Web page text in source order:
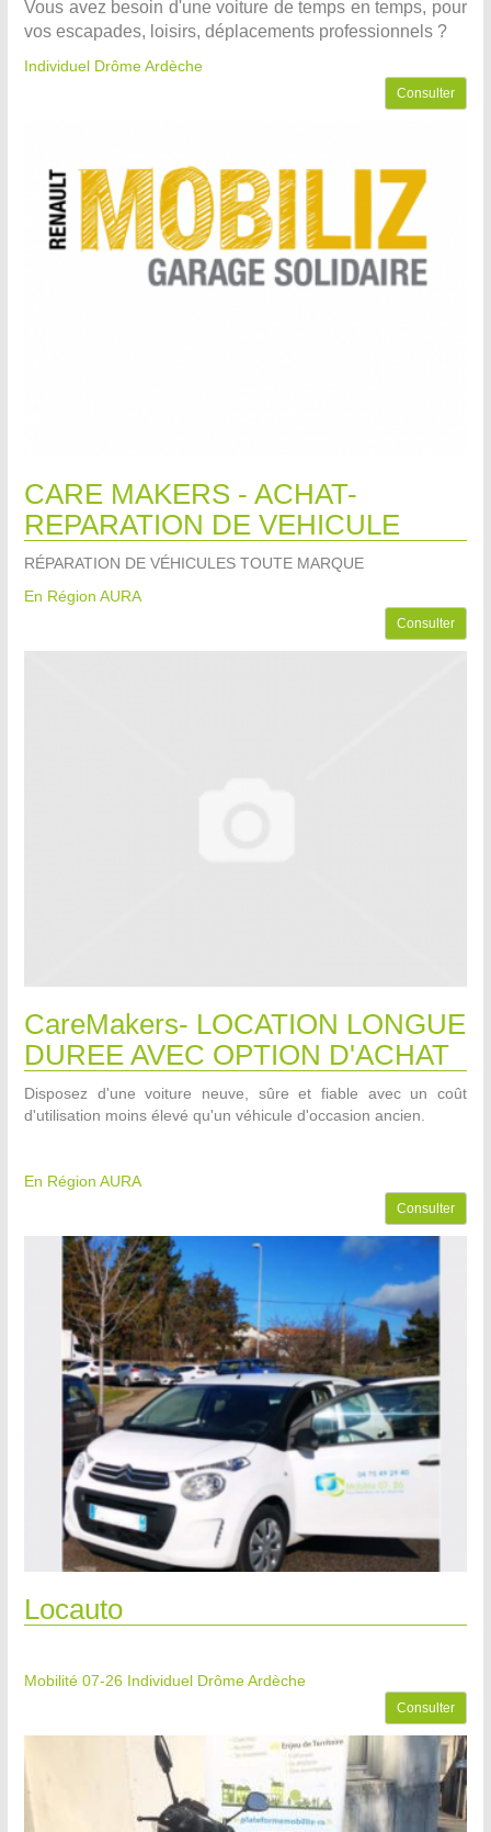
Vous avez besoin d'une voiture de temps en temps, pour
vos escapades, loisirs, déplacements professionnels ?
Individuel Drôme Ardèche
Consulter
CARE MAKERS - ACHAT-
REPARATION DE VEHICULE
RÉPARATION DE VÉHICULES TOUTE MARQUE
En Région AURA
Consulter
CareMakers- LOCATION LONGUE
DUREE AVEC OPTION D'ACHAT
Disposez d'une voiture neuve, sûre et fiable avec un coût
d'utilisation moins élevé qu'un véhicule d'occasion ancien.
En Région AURA
Consulter
Locauto
Mobilité 07-26 Individuel Drôme Ardèche
Consulter